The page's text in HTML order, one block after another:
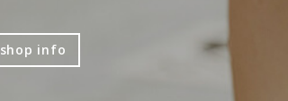
shop info